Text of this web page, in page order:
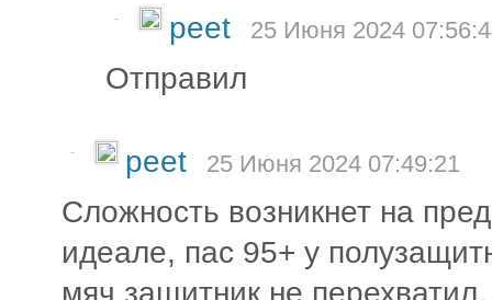
- peet 25 Июня 2024
Отправил
- peet 25 Июня 2024 07:49:21
Сложность возникнет на
идеале, пас 95+ у
мяч защитник не